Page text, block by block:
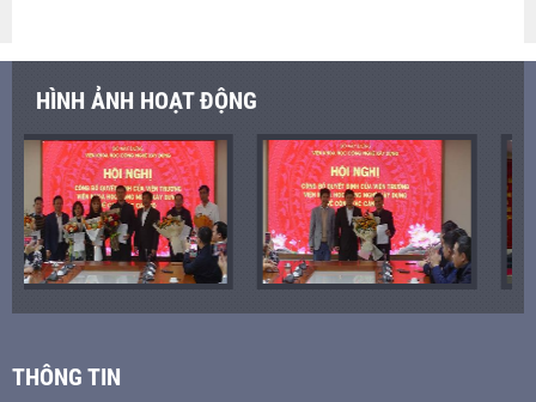
HÌNH ẢNH HOẠT ĐỘNG
THÔNG TIN